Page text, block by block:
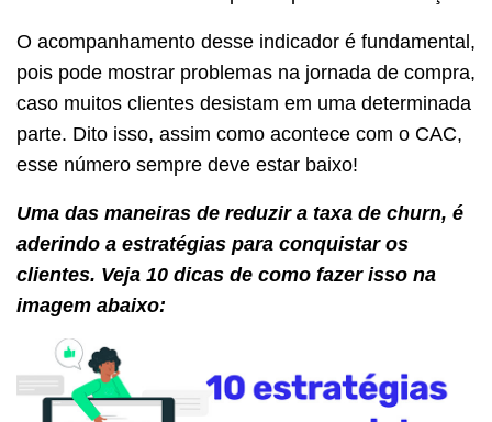
O acompanhamento desse indicador é fundamental,
pois pode mostrar problemas na jornada de compra,
caso muitos clientes desistam em uma determinada
parte. Dito isso, assim como acontece com o CAC,
esse número sempre deve estar baixo!
Uma das maneiras de reduzir a taxa de churn, é
aderindo a estratégias para conquistar os
clientes. Veja 10 dicas de como fazer isso na
imagem abaixo: